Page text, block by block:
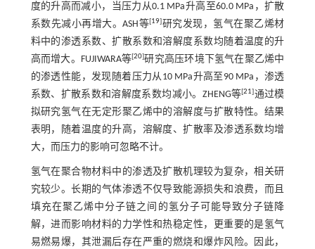
度的升高而减小，当压力从0.1 MPa升高至60.0 MPa，扩散
系数先减小再增大。ASH等[19]研究发现，氢气在聚乙烯材
料中的渗透系数、扩散系数和溶解度系数均随着温度的升
高而增大。FUJIWARA等[20]研究高压环境下氢气在聚乙烯中
的渗透性能，发现随着压力从10 MPa升高至90 MPa，渗透
系数、扩散系数和溶解度系数均减小。ZHENG等[21]通过模
拟研究氢气在无定形聚乙烯中的溶解度与扩散特性。结果
表明，随着温度的升高，溶解度、扩散率及渗透系数均增
大，而压力的影响可忽略不计。
氢气在聚合物材料中的渗透及扩散机理较为复杂，相关研
究较少。长期的气体渗透不仅导致能源损失和浪费，而且
填充在聚乙烯中分子链之间的氢分子可能导致分子链降
解，进而影响材料的力学性和热稳定性，更重要的是氢气
易燃易爆，其泄漏后存在严重的燃烧和爆炸风险。因此，